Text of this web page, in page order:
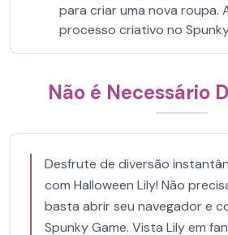
para criar uma nova roupa.
processo criativo no
Não é Necessário
Desfrute de diversão
com Halloween Lily! Não
basta abrir seu navegador e
Spunky Game. Vista Lily em